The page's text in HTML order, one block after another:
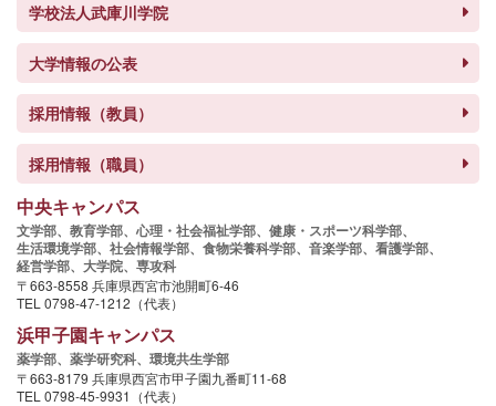
学校法人武庫川学院
大学情報の公表
採用情報（教員）
採用情報（職員）
中央キャンパス
文学部、 教育学部、 心理・社会福祉学部、 健康・スポーツ科学部、
生活環境学部、 社会情報学部、 食物栄養科学部、 音楽学部、 看護学部、
経営学部、 大学院、 専攻科
〒663-8558 兵庫県西宮市池開町6-46
TEL 0798-47-1212（代表）
浜甲子園キャンパス
薬学部、 薬学研究科、 環境共生学部
〒663-8179 兵庫県西宮市甲子園九番町11-68
TEL 0798-45-9931（代表）